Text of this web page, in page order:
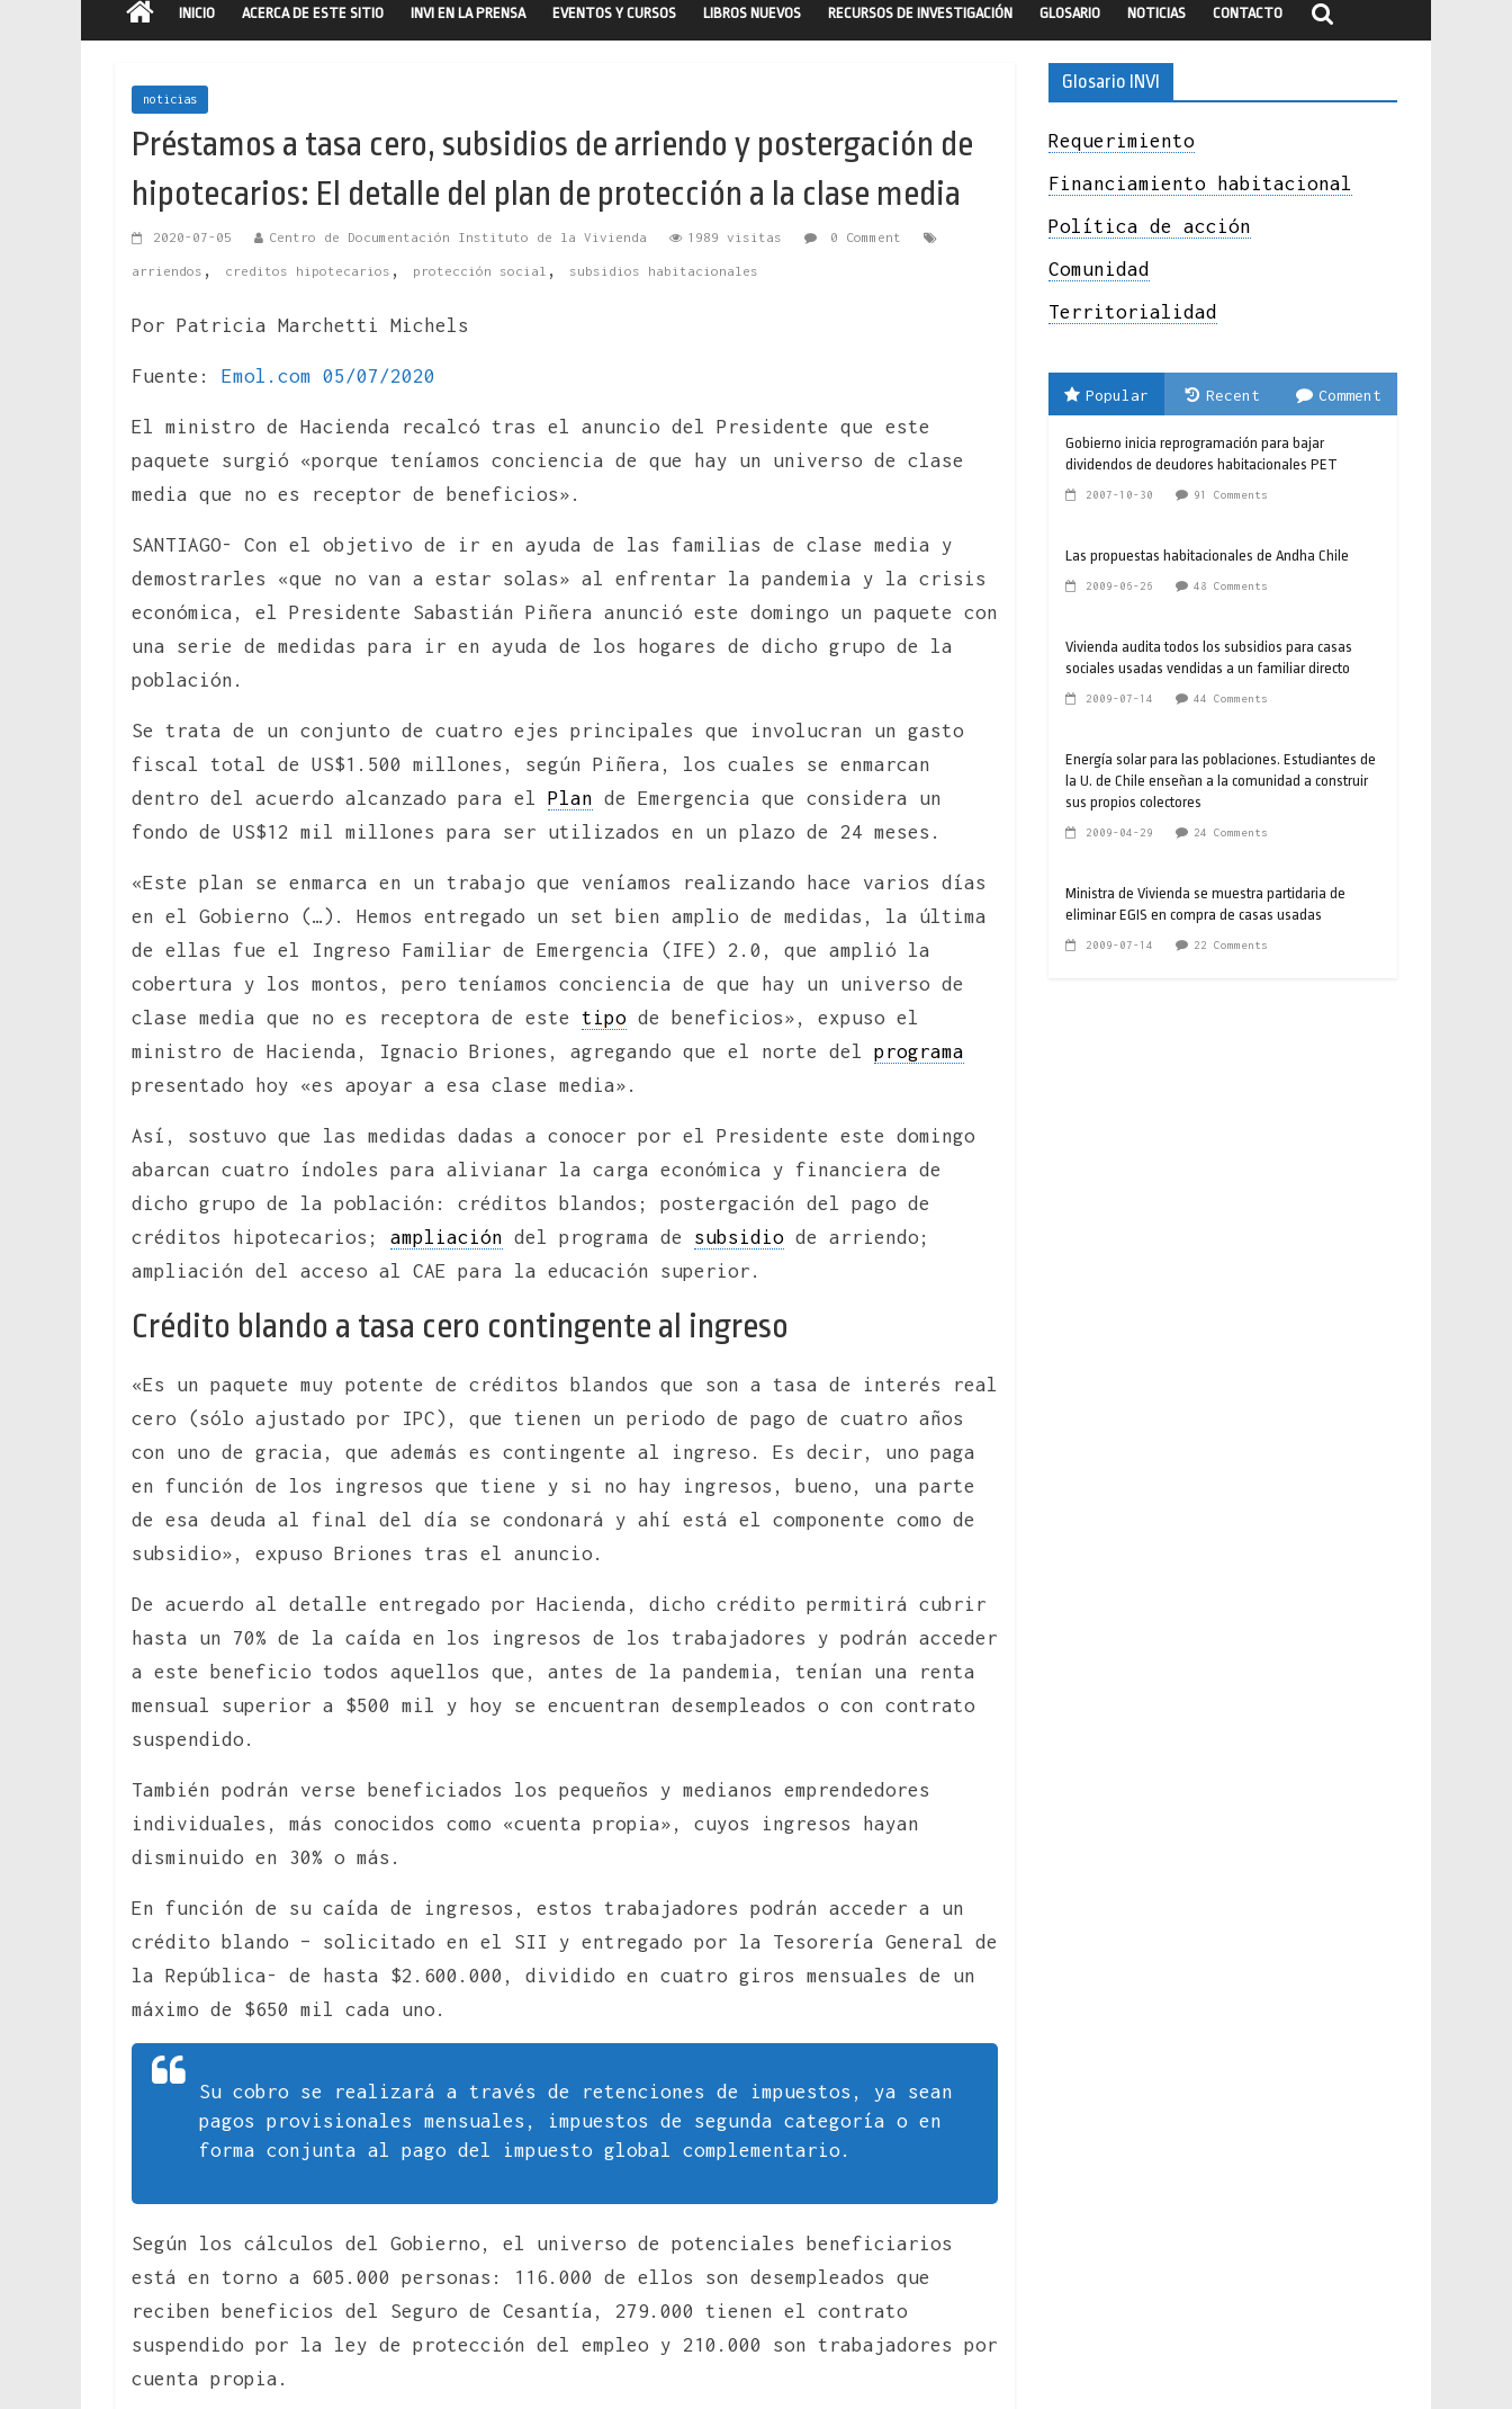
INICIO ACERCA DE ESTE SITIO INVI EN LA PRENSA EVENTOS Y CURSOS LIBROS NUEVOS RECURSOS DE INVESTIGACIÓN GLOSARIO NOTICIAS CONTACTO
noticias
Préstamos a tasa cero, subsidios de arriendo y postergación de
hipotecarios: El detalle del plan de protección a la clase media
2020-07-05 Centro de Documentación Instituto de la Vivienda 1989 visitas 0 Comment
arriendos , creditos hipotecarios , protección social , subsidios habitacionales
Por Patricia Marchetti Michels
Fuente: Emol.com 05/07/2020
El ministro de Hacienda recalcó tras el anuncio del Presidente que este
paquete surgió «porque teníamos conciencia de que hay un universo de clase
media que no es receptor de beneficios».
SANTIAGO- Con el objetivo de ir en ayuda de las familias de clase media y
demostrarles «que no van a estar solas» al enfrentar la pandemia y la crisis
económica, el Presidente Sabastián Piñera anunció este domingo un paquete con
una serie de medidas para ir en ayuda de los hogares de dicho grupo de la
población.
Se trata de un conjunto de cuatro ejes principales que involucran un gasto
fiscal total de US$1.500 millones, según Piñera, los cuales se enmarcan
dentro del acuerdo alcanzado para el Plan de Emergencia que considera un
fondo de US$12 mil millones para ser utilizados en un plazo de 24 meses.
«Este plan se enmarca en un trabajo que veníamos realizando hace varios días
en el Gobierno (…). Hemos entregado un set bien amplio de medidas, la última
de ellas fue el Ingreso Familiar de Emergencia (IFE) 2.0, que amplió la
cobertura y los montos, pero teníamos conciencia de que hay un universo de
clase media que no es receptora de este tipo de beneficios», expuso el
ministro de Hacienda, Ignacio Briones, agregando que el norte del programa
presentado hoy «es apoyar a esa clase media».
Así, sostuvo que las medidas dadas a conocer por el Presidente este domingo
abarcan cuatro índoles para alivianar la carga económica y financiera de
dicho grupo de la población: créditos blandos; postergación del pago de
créditos hipotecarios; ampliación del programa de subsidio de arriendo;
ampliación del acceso al CAE para la educación superior.
Crédito blando a tasa cero contingente al ingreso
«Es un paquete muy potente de créditos blandos que son a tasa de interés real
cero (sólo ajustado por IPC), que tienen un periodo de pago de cuatro años
con uno de gracia, que además es contingente al ingreso. Es decir, uno paga
en función de los ingresos que tiene y si no hay ingresos, bueno, una parte
de esa deuda al final del día se condonará y ahí está el componente como de
subsidio», expuso Briones tras el anuncio.
De acuerdo al detalle entregado por Hacienda, dicho crédito permitirá cubrir
hasta un 70% de la caída en los ingresos de los trabajadores y podrán acceder
a este beneficio todos aquellos que, antes de la pandemia, tenían una renta
mensual superior a $500 mil y hoy se encuentran desempleados o con contrato
suspendido.
También podrán verse beneficiados los pequeños y medianos emprendedores
individuales, más conocidos como «cuenta propia», cuyos ingresos hayan
disminuido en 30% o más.
En función de su caída de ingresos, estos trabajadores podrán acceder a un
crédito blando – solicitado en el SII y entregado por la Tesorería General de
la República- de hasta $2.600.000, dividido en cuatro giros mensuales de un
máximo de $650 mil cada uno.
Su cobro se realizará a través de retenciones de impuestos, ya sean
pagos provisionales mensuales, impuestos de segunda categoría o en
forma conjunta al pago del impuesto global complementario.
Según los cálculos del Gobierno, el universo de potenciales beneficiarios
está en torno a 605.000 personas: 116.000 de ellos son desempleados que
reciben beneficios del Seguro de Cesantía, 279.000 tienen el contrato
suspendido por la ley de protección del empleo y 210.000 son trabajadores por
cuenta propia.
Glosario INVI
Requerimiento
Financiamiento habitacional
Política de acción
Comunidad
Territorialidad
Popular Recent Comment
Gobierno inicia reprogramación para bajar
dividendos de deudores habitacionales PET
2007-10-30 91 Comments
Las propuestas habitacionales de Andha Chile
2009-06-26 48 Comments
Vivienda audita todos los subsidios para casas
sociales usadas vendidas a un familiar directo
2009-07-14 44 Comments
Energía solar para las poblaciones. Estudiantes de
la U. de Chile enseñan a la comunidad a construir
sus propios colectores
2009-04-29 24 Comments
Ministra de Vivienda se muestra partidaria de
eliminar EGIS en compra de casas usadas
2009-07-14 22 Comments